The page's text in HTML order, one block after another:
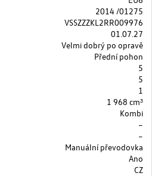
2014 /01275
VSSZZZKL2RR009976
01.07.27
Velmi dobrý po opravě
Přední pohon
5
5
1
1 968 cm³
Kombi
–
–
Manuální převodovka
Ano
CZ